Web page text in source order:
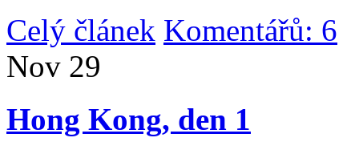
Celý článek Komentářů: 6
Nov 29
Hong Kong, den 1